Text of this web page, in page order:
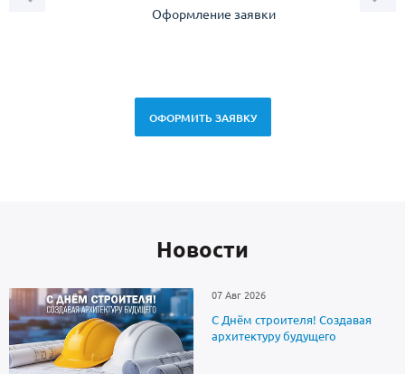
Оформление заявки
ОФОРМИТЬ ЗАЯВКУ
Новоcти
07 Авг 2026
С Днём строителя! Создавая
архитектуру будущего